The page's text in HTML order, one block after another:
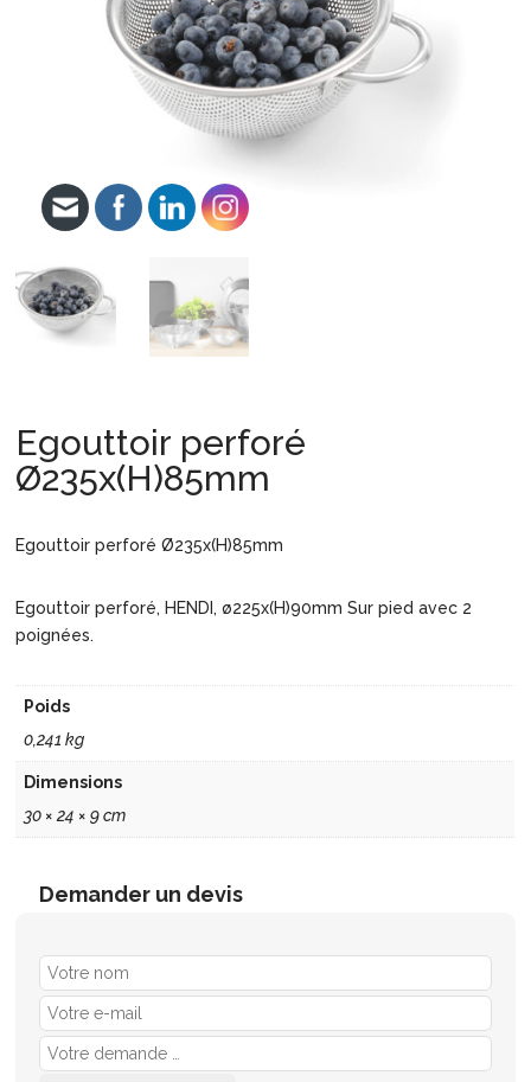
Egouttoir perforé
Ø235x(H)85mm
Egouttoir perforé Ø235x(H)85mm
Egouttoir perforé, HENDI, ø225x(H)90mm Sur pied avec 2
poignées.
Poids
0,241 kg
Dimensions
30 × 24 × 9 cm
Demander un devis